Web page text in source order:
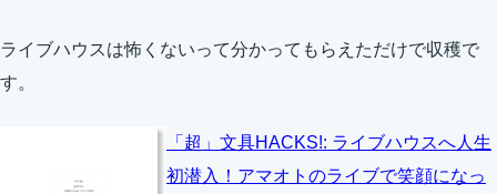
ライブハウスは怖くないって分かってもらえただけで収穫で
す。
「超」文具HACKS!: ライブハウスへ人生
初潜入！アマオトのライブで笑顔になっ